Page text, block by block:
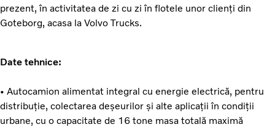
prezent, în activitatea de zi cu zi în flotele unor clienți din
Goteborg, acasa la Volvo Trucks.
Date tehnice:
• Autocamion alimentat integral cu energie electrică, pentru
distribuție, colectarea deșeurilor și alte aplicații în condiții
urbane, cu o capacitate de 16 tone masa totală maximă